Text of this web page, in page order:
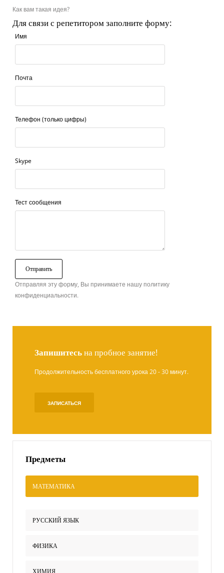
Как вам такая идея?
Для связи с репетитором заполните форму:
Имя
Почта
Телефон (только цифры)
Skype
Тест сообщения
Отправляя эту форму, Вы принимаете нашу политику
конфиденциальности.
Запишитесьна пробное занятие!
Продолжительность бесплатного урока 20 - 30 минут.
ЗАПИСАТЬСЯ
Предметы
МАТЕМАТИКА
РУССКИЙ ЯЗЫК
ФИЗИКА
ХИМИЯ